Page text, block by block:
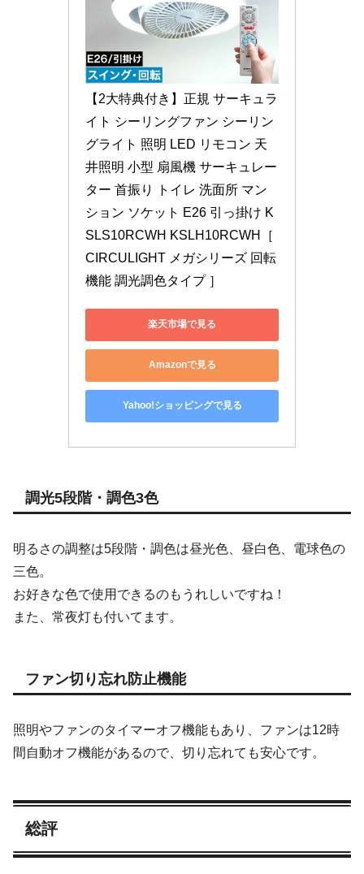
【2大特典付き】正規 サーキュラ
イト シーリングファン シーリン
グライト 照明 LED リモコン 天
井照明 小型 扇風機 サーキュレー
ター 首振り トイレ 洗面所 マン
ション ソケット E26 引っ掛け K
SLS10RCWH KSLH10RCWH［
CIRCULIGHT メガシリーズ 回転
機能 調光調色タイプ ］
楽天市場で見る
Amazonで見る
Yahoo!ショッピングで見る
調光5段階・調色3色
明るさの調整は5段階・調色は昼光色、昼白色、電球色の
三色。
お好きな色で使用できるのもうれしいですね！
また、常夜灯も付いてます。
ファン切り忘れ防止機能
照明やファンのタイマーオフ機能もあり、ファンは12時
間自動オフ機能があるので、切り忘れても安心です。
総評